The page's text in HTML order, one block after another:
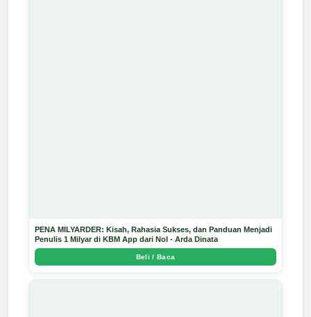
PENA MILYARDER: Kisah, Rahasia Sukses, dan Panduan Menjadi
Penulis 1 Milyar di KBM App dari Nol - Arda Dinata
Beli / Baca